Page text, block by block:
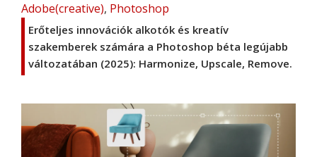
Adobe(creative), Photoshop
Erőteljes innovációk alkotók és kreatív
szakemberek számára a Photoshop béta legújabb
változatában (2025): Harmonize, Upscale, Remove.